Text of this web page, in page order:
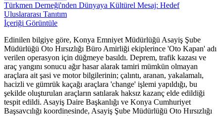
Türkmen Derneği'nden Dünyaya Kültürel Mesaj: Hedef
Uluslararası Tanıtım
İçeriği Görüntüle
Edinilen bilgiye göre, Konya Emniyet Müdürlüğü Asayiş Şube
Müdürlüğü Oto Hırsızlığı Büro Amirliği ekiplerince 'Oto Kapan' adı
verilen operasyon için düğmeye basıldı. Deprem, trafik kazası ve
araç yangını sonucu ağır hasar alarak tamiri mümkün olmayan
araçlara ait şasi ve motor bilgilerinin; çalıntı, aranan, yakalamalı,
hacizli ve gümrük kaçağı araçlara 'change' işlemi yapıldığı, bu
şekilde oluşturulan araçların satılarak haksız kazanç elde edildiği
tespit edildi. Asayiş Daire Başkanlığı ve Konya Cumhuriyet
Başsavcılığı koordinesinde, Asayiş Şube Müdürlüğü Oto Hırsızlığı